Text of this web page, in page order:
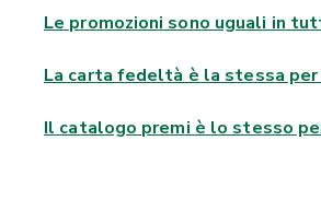
Le promozioni sono uguali in
La carta fedeltà è la stessa
Il catalogo premi è lo stesso